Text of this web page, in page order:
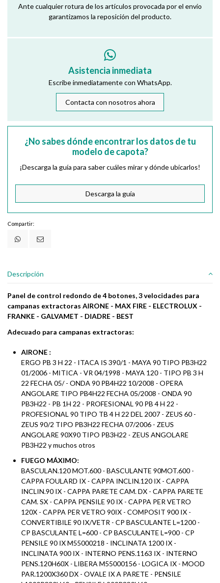
Ante cualquier rotura de los artículos provocada por el envío
garantizamos la reposición del producto.
Asistencia inmediata
Escribe inmediatamente con WhatsApp.
Contacta con nosotros ahora
¿No sabes dónde encontrar los datos de tu
modelo de capota?
¡Descarga la guía para saber cuáles mirar y dónde ubicarlos!
Descarga la guía
Compartir:
Descripción
Panel de control redondo de 4 botones, 3 velocidades para
campanas extractoras AIRONE - MAX FIRE - ELECTROLUX -
FRANKE - GALVAMET - DIADRE - BEST
Adecuado para campanas extractoras:
AIRONE :
ERGO PB 3 H 22 - ITACA IS 390/1 - MAYA 90 TIPO PB3H22
01/2006 - MITICA - VR 04/1998 - MAYA 120 - TIPO PB 3 H
22 FECHA 05/ - ONDA 90 PB4H22 10/2008 - OPERA
ANGOLARE TIPO PB4H22 FECHA 05/2008 - ONDA 90
PB3H22 - PB 1H 22 - PROFESIONAL 90 PB 4 H 22 -
PROFESIONAL 90 TIPO TB 4 H 22 DEL 2007 - ZEUS 60 -
ZEUS 90/2 TIPO PB3H22 FECHA 07/2006 - ZEUS
ANGOLARE 90X90 TIPO PB3H22 - ZEUS ANGOLARE
PB3H22 y muchos otros
FUEGO MÁXIMO:
BASCULAN.120 MOT.600 - BASCULANTE 90MOT.600 -
CAPPA FOULARD IX - CAPPA INCLIN.120 IX - CAPPA
INCLIN.90 IX - CAPPA PARETE CAM. DX - CAPPA PARETE
CAM. SX - CAPPA PENSILE 90 IX - CAPPA PER VETRO
120X - CAPPA PER VETRO 90IX - COMPOSIT 900 IX -
CONVERTIBILE 90 IX/VETR - CP BASCULANTE L=1200 -
CP BASCULANTE L=600 - CP BASCULANTE L=900 - CP
PENSILE 90 IX M55000218 - INCLINATA 1200 IX -
INCLINATA 900 IX - INTERNO PENS.1163 IX - INTERNO
PENS.120H60X - LIBERA M55000156 - LOGICA IX - MOOD
PAR.1200X360 DX - OVALE IX A PARETE - PENSILE